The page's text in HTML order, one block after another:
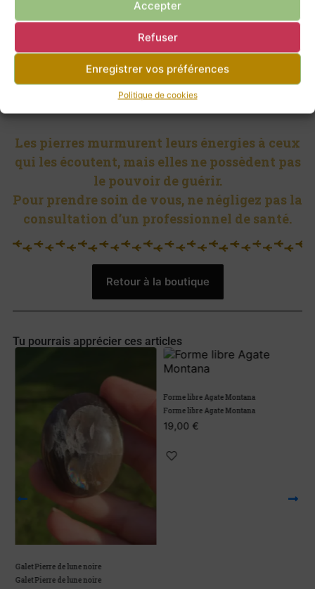
Accepter
Refuser
Enregistrer vos préférences
Politique de cookies
est la muse de ma créativité !
Les pierres murmurent leurs énergies à ceux
qui les écoutent, mais elles ne possèdent pas
le pouvoir de guérir.
Pour prendre soin de vous, ne négligez pas la
consultation d’un professionnel de santé.
Retour à la boutique
Tu pourrais apprécier ces articles
Galet Pierre de lune noire
Galet Pierre de lune noire
Forme libre Agate Montana
Forme libre Agate Montana
19,00 €